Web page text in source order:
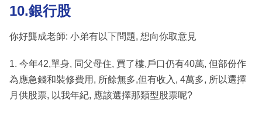
10.銀行股
你好龔成老師: 小弟有以下問題, 想向你取意見
1. 今年42,單身, 同父母住, 買了樓,戶口仍有40萬, 但部份作
為應急錢和裝修費用, 所餘無多,但有收入, 4萬多, 所以選擇
月供股票, 以我年紀, 應該選擇那類型股票呢?